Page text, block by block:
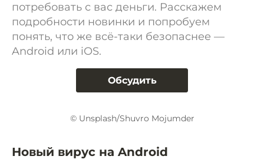
потребовать с вас деньги. Расскажем
подробности новинки и попробуем
понять, что же всё-таки безопаснее —
Android или iOS.
Обсудить
© Unsplash/Shuvro Mojumder
Новый вирус на Android